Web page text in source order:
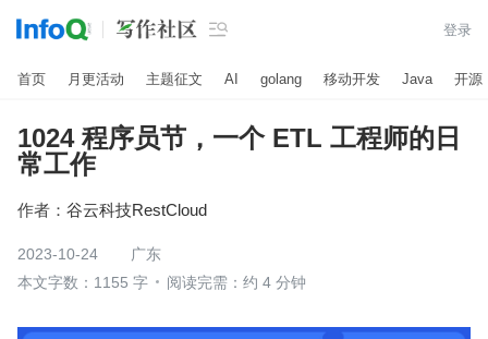
 登录
首页 月更活动 主题征文 AI golang 移动开发 Java 开源
1024 程序员节，一个 ETL 工程师的日
常工作​
作者： 谷云科技RestCloud
2023-10-24
广东
本文字数：1155 字
阅读完需：约 4 分钟